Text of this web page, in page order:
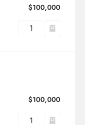
$100,000
$100,000